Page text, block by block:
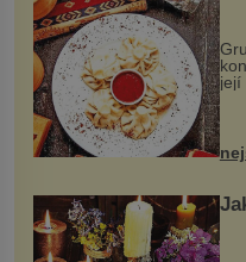
její